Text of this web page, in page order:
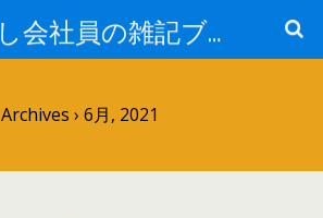
とりどし会社員の雑記ブログ
Archives › 6月, 2021